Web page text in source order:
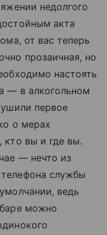
недолгого
акта
от вас теперь
прозаичная, но
настоять
— в алкогольном
первое
о мерах
вы и где вы.
— нечто из
службы
ведь
можно